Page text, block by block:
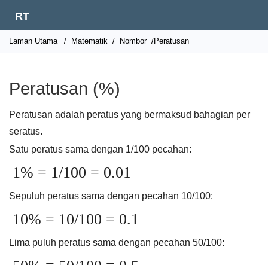
RT
Laman Utama / Matematik / Nombor /Peratusan
Peratusan (%)
Peratusan adalah peratus yang bermaksud bahagian per
seratus.
Satu peratus sama dengan 1/100 pecahan:
1% = 1/100 = 0.01
Sepuluh peratus sama dengan pecahan 10/100:
10% = 10/100 = 0.1
Lima puluh peratus sama dengan pecahan 50/100: